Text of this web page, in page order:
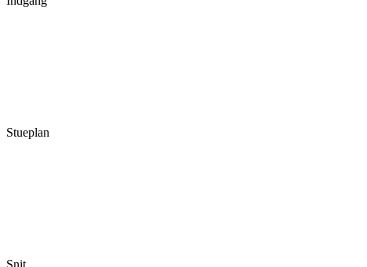
Stueplan